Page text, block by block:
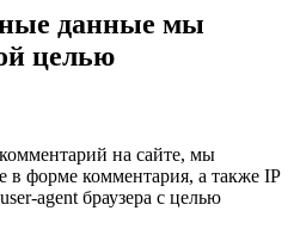
данные мы
целью
на сайте, мы
в форме комментария, а также IP
agent браузера с целью